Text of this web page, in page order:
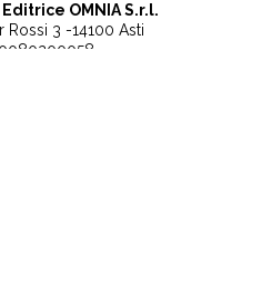
Editrice OMNIA S.r.l.
Rossi 3 -14100 Asti